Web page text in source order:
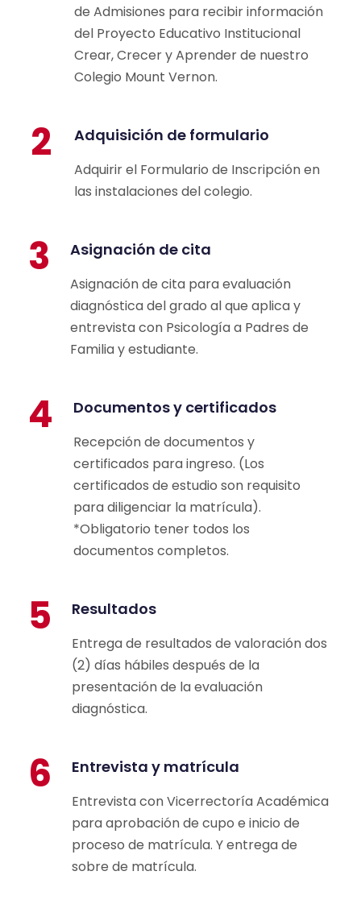
de Admisiones para recibir información
del Proyecto Educativo Institucional
Crear, Crecer y Aprender de nuestro
Colegio Mount Vernon.
2 Adquisición de formulario
Adquirir el Formulario de Inscripción en
las instalaciones del colegio.
3 Asignación de cita
Asignación de cita para evaluación
diagnóstica del grado al que aplica y
entrevista con Psicología a Padres de
Familia y estudiante.
4 Documentos y certificados
Recepción de documentos y
certificados para ingreso. (Los
certificados de estudio son requisito
para diligenciar la matrícula).
*Obligatorio tener todos los
documentos completos.
5 Resultados
Entrega de resultados de valoración dos
(2) días hábiles después de la
presentación de la evaluación
diagnóstica.
6 Entrevista y matrícula
Entrevista con Vicerrectoría Académica
para aprobación de cupo e inicio de
proceso de matrícula. Y entrega de
sobre de matrícula.